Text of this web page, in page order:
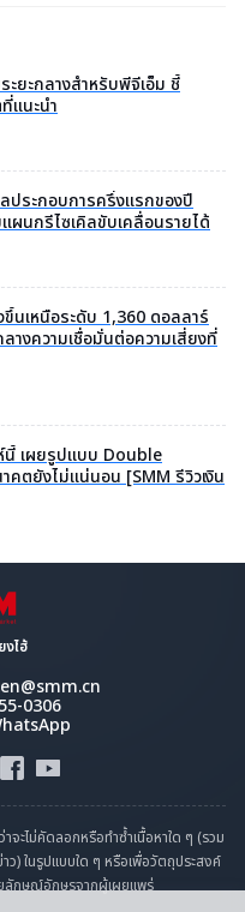
ะยะกลางสำหรับพีจีเอ็ม ชี้
แนะนำ
ประกอบการครึ่งแรกของปี
ผนกรีไซเคิลขับเคลื่อนรายได้
นเหนือระดับ 1,360 ดอลลาร์
างความเชื่อมั่นต่อความเสี่ยงที่
นี้ เผยรูปแบบ Double
ตยังไม่แน่นอน [SMM รีวิวเงิน
งไฮ้
0306
จะไม่คัดลอกหรือทำซ้ำเนื้อหาใด ๆ (รวม
ว) ในรูปแบบใด ๆ หรือเพื่อวัตถุประสงค์
ยลักษณ์อักษรจากผู้เผยแพร่